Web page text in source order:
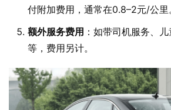
付附加费用，通常在0.8–2元/公里
额外服务费用 ：如带司机服务、
等，费用另计。